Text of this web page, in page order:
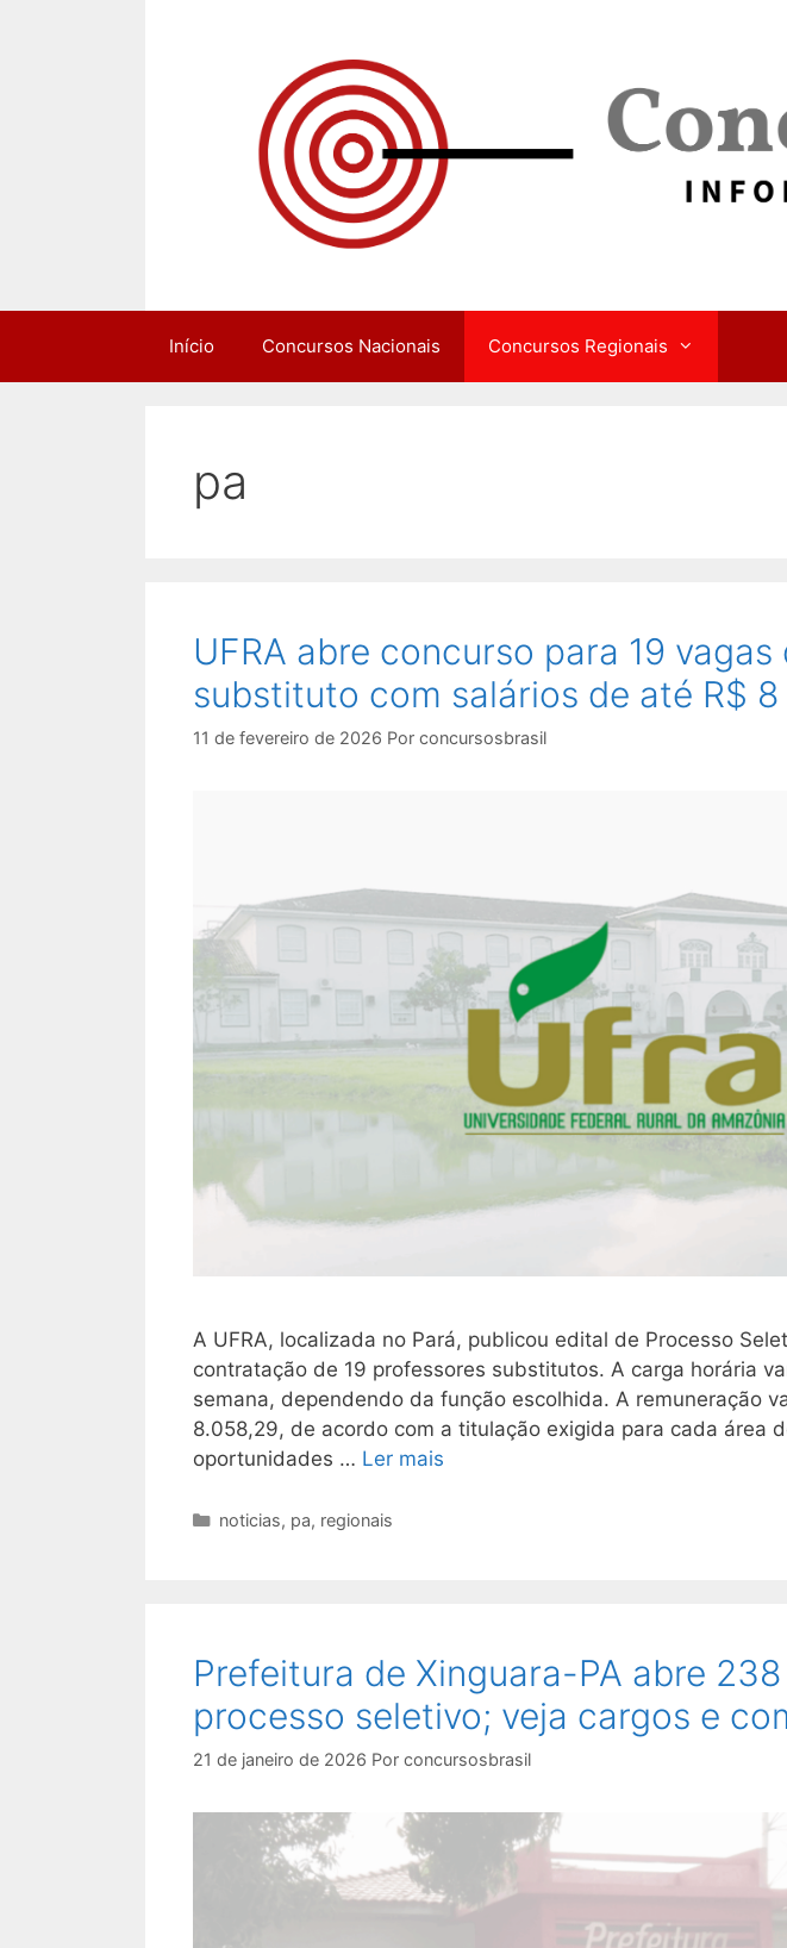
Início Concursos Nacionais Concursos Regionais
pa
UFRA abre concurso para 19
substituto com salários de até R$ 8
11 de fevereiro de 2026 Por concursosbrasil
A UFRA, localizada no Pará, publicou edital de Processo
contratação de 19 professores substitutos. A carga horária
semana, dependendo da função escolhida. A remuneração
8.058,29, de acordo com a titulação exigida para cada área
oportunidades … Ler mais
Categorias
noticias, pa, regionais
Prefeitura de Xinguara-PA abre
processo seletivo; veja cargos e
21 de janeiro de 2026 Por concursosbrasil